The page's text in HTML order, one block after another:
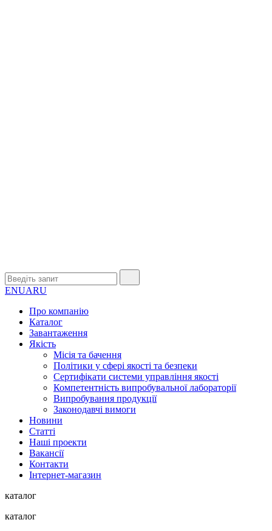
ENUARU
Про компанію
Каталог
Завантаження
Якість
Місія та бачення
Політики у сфері якості та безпеки
Сертифікати системи управління якості
Компетентність випробувальної лабораторії
Випробування продукції
Законодавчі вимоги
Новини
Статті
Наші проекти
Вакансії
Контакти
Інтернет-магазин
каталог
каталог